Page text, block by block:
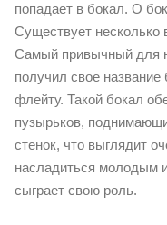
попадает в бокал. О
Существует несколько
Самый привычный для
получил свое
флейту. Такой бокал
пузырьков,
стенок, что выглядит
насладиться молодым
сыграет свою роль.